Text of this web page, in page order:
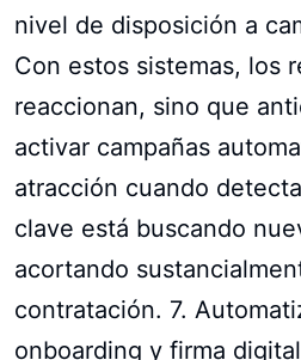
nivel de disposición a
Con estos sistemas, los
reaccionan, sino que
activar campañas
atracción cuando
clave está buscando
acortando
contratación. 7.
onboarding y firma